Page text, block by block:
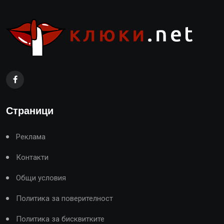
Страници
Реклама
Контакти
Общи условия
Политика за поверителност
Политика за бисквитките